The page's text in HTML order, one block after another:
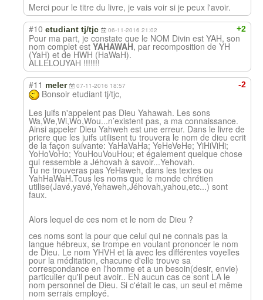
Merci pour le titre du livre, je vais voir si je peux l'avoir.
+2
#10 etudiant tj/tjc 06-11-2016 21:02
Pour ma part, je constate que le NOM Divin est YAH, son
nom complet est YAHAWAH, par recomposition de YH
(YaH) et de HWH (HaWaH).
ALLELOUYAH !!!!!!!
-2
#11 meler 07-11-2016 18:57
Bonsoir etudiant tj/tjc,
Les juifs n'appelent pas Dieu Yahawah. Les sons
Wa,We,Wi,Wo,Wou...n’existent pas, a ma connaissance.
Ainsi appeler Dieu Yahweh est une erreur. Dans le livre de
priere que les juifs utilisent tu trouvera le nom de dieu ecrit
de la façon suivante: YaHaVaHa; YeHeVeHe; YiHiViHi;
YoHoVoHo; YouHouVouHou; et également quelque chose
qui ressemble a Jéhovah à savoir...Yehovah.
Tu ne trouveras pas YeHaweh, dans les textes ou
YahHaWaH.Tous les noms que le monde chrétien
utilise(Javé,yavé,Yehaweh,Jéhovah,yahou,etc...) sont
faux.
Alors lequel de ces nom et le nom de Dieu ?
ces noms sont la pour que celui qui ne connais pas la
langue hébreux, se trompe en voulant prononcer le nom
de Dieu. Le nom YHVH et là avec les différentes voyelles
pour la méditation, chacune d'elle trouve sa
correspondance en l'homme et a un besoin(desir, envie)
particulier qu'il peut avoir.. EN aucun cas ce sont LA le
nom personnel de Dieu. Si c'était le cas, un seul et même
nom serrais employé.